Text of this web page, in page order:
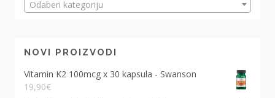
Odaberi kategoriju
NOVI PROIZVODI
Vitamin K2 100mcg x 30 kapsula - Swanson
19,90€